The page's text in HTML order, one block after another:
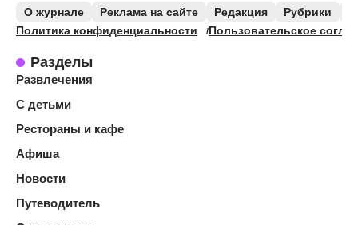
О журнале Реклама на сайте Редакция Рубрики
Политика конфиденциальности
Пользовательское
Разделы
Развлечения
С детьми
Рестораны и кафе
Афиша
Новости
Путеводитель